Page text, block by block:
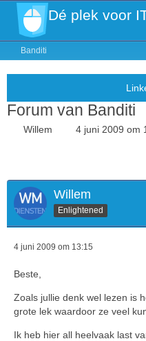
Dé plek voor
Banditi
Forum van Banditi
Willem 4 juni 2009 om
Willem
Enlightened
4 juni 2009 om 13:15
Beste,
Zoals jullie denk wel lezen is
grote lek waardoor ze veel
Ik heb hier all heelvaak last